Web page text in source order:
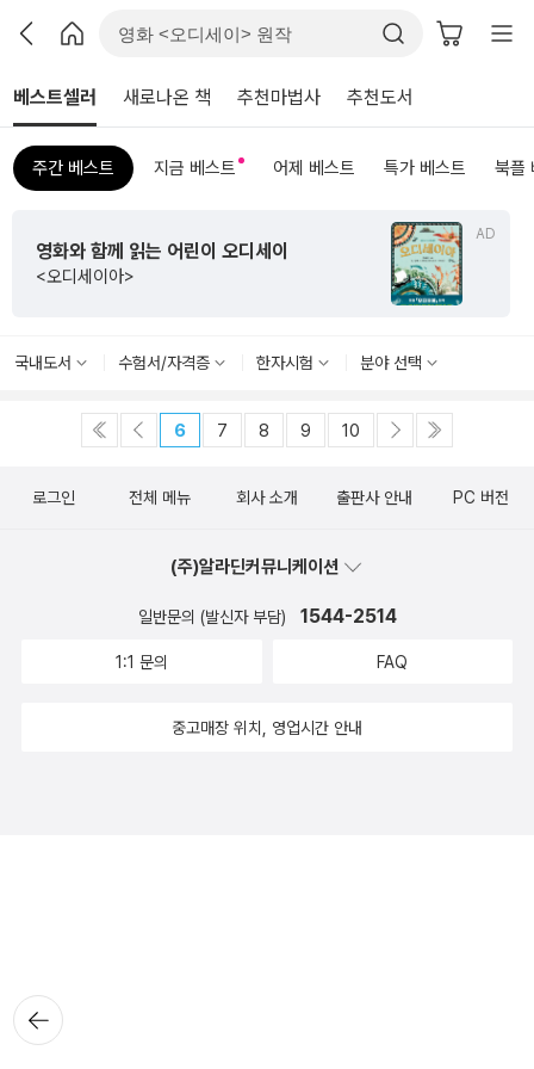
베스트셀러 새로나온 책 추천마법사 추천도서
주간 베스트 지금 베스트 어제 베스트 특가 베스트 북플
AD
영화와 함께 읽는 어린이 오디세이
<오디세이아>
국내도서 수험서/자격증 한자시험 분야 선택
6 7 8 9 10
뒤로가
기
로그인 전체 메뉴 회사 소개 출판사 안내 PC 버전
(주)알라딘커뮤니케이션
일반문의 (발신자 부담) 1544-2514
1:1 문의 FAQ
중고매장 위치, 영업시간 안내